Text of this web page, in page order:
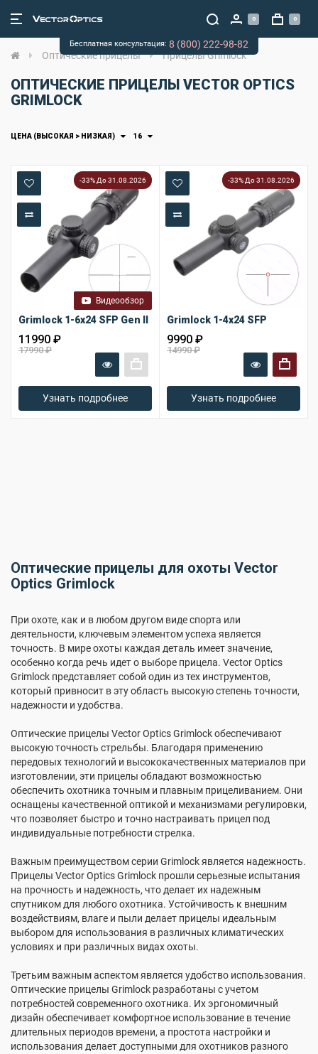
0 0
Оптические прицелы Прицелы Grimlock
ОПТИЧЕСКИЕ ПРИЦЕЛЫ VECTOR OPTICS
GRIMLOCK
ЦЕНА (ВЫСОКАЯ > НИЗКАЯ) 16
-33% До 31.08.2026
В закладки
В сравнение
Grimlock 1-6x24 SFP Gen II
11990 ₽
17990 ₽
Видеообзор
Узнать подробнее
-33% До 31.08.2026
В закладки
В сравнение
Grimlock 1-4x24 SFP
9990 ₽
14990 ₽
Узнать подробнее
Оптические прицелы для охоты Vector
Optics Grimlock
При охоте, как и в любом другом виде спорта или
деятельности, ключевым элементом успеха является
точность. В мире охоты каждая деталь имеет значение,
особенно когда речь идет о выборе прицела. Vector Optics
Grimlock представляет собой один из тех инструментов,
который привносит в эту область высокую степень точности,
надежности и удобства.
Оптические прицелы Vector Optics Grimlock обеспечивают
высокую точность стрельбы. Благодаря применению
передовых технологий и высококачественных материалов при
изготовлении, эти прицелы обладают возможностью
обеспечить охотника точным и плавным прицеливанием. Они
оснащены качественной оптикой и механизмами регулировки,
что позволяет быстро и точно настраивать прицел под
индивидуальные потребности стрелка.
Важным преимуществом серии Grimlock является надежность.
Прицелы Vector Optics Grimlock прошли серьезные испытания
на прочность и надежность, что делает их надежным
спутником для любого охотника. Устойчивость к внешним
воздействиям, влаге и пыли делает прицелы идеальным
выбором для использования в различных климатических
условиях и при различных видах охоты.
Третьим важным аспектом является удобство использования.
Оптические прицелы Grimlock разработаны с учетом
потребностей современного охотника. Их эргономичный
дизайн обеспечивает комфортное использование в течение
длительных периодов времени, а простота настройки и
использования делает доступными для охотников разного
Бесплатная консультация: 8 (800) 222-98-82